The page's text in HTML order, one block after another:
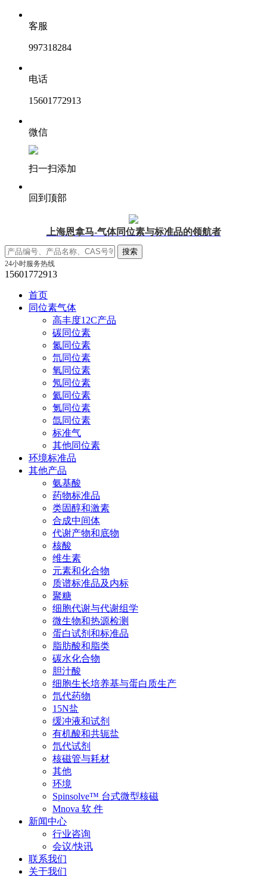
客服
997318284
电话
15601772913
微信
扫一扫添加
回到顶部
上海恩拿马-气体同位素与标准品的领航者
24小时服务热线
15601772913
首页
同位素气体
高丰度12C产品
碳同位素
氮同位素
氘同位素
氧同位素
氖同位素
氦同位素
氪同位素
氙同位素
标准气
其他同位素
环境标准品
其他产品
氨基酸
药物标准品
类固醇和激素
合成中间体
代谢产物和底物
核酸
维生素
元素和化合物
质谱标准品及内标
聚糖
细胞代谢与代谢组学
微生物和热源检测
蛋白试剂和标准品
脂肪酸和脂类
碳水化合物
胆汁酸
细胞生长培养基与蛋白质生产
氘代药物
15N盐
缓冲液和试剂
有机酸和共轭盐
氘代试剂
核磁管与耗材
其他
环境
Spinsolve™ 台式微型核磁
Mnova 软 件
新闻中心
行业咨询
会议/快讯
联系我们
关于我们